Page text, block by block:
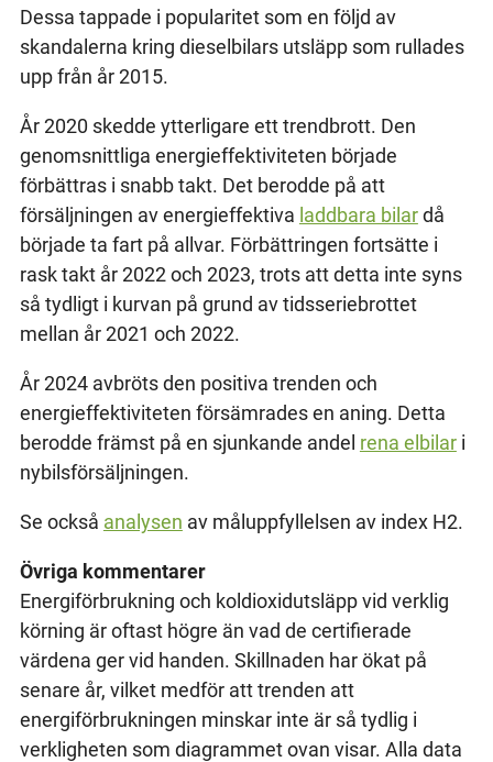
Dessa tappade i popularitet som en följd av
skandalerna kring dieselbilars utsläpp som rullades
upp från år 2015.
År 2020 skedde ytterligare ett trendbrott. Den
genomsnittliga energieffektiviteten började
förbättras i snabb takt. Det berodde på att
försäljningen av energieffektiva laddbara bilardå
började ta fart på allvar. Förbättringen fortsätte i
rask takt år 2022 och 2023, trots att detta inte syns
så tydligt i kurvan på grund av tidsseriebrottet
mellan år 2021 och 2022.
År 2024 avbröts den positiva trenden och
energieffektiviteten försämrades en aning. Detta
berodde främst på en sjunkande andel rena elbilari
nybilsförsäljningen.
Se också analysen av måluppfyllelsen av index H2.
Övriga kommentarer
Energiförbrukning och koldioxidutsläpp vid verklig
körning är oftast högre än vad de certifierade
värdena ger vid handen. Skillnaden har ökat på
senare år, vilket medför att trenden att
energiförbrukningen minskar inte är så tydlig i
verkligheten som diagrammet ovan visar. Alla data